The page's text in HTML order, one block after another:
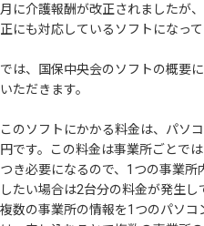
月に介護報酬が改正されましたが
正にも対応しているソフトになって
では、国保中央会のソフトの概要
いただきます。
このソフトにかかる料金は、パソ
円です。この料金は事業所ごとで
つき必要になるので、1つの事業所
したい場合は2台分の料金が発生し
複数の事業所の情報を1つのパソコ